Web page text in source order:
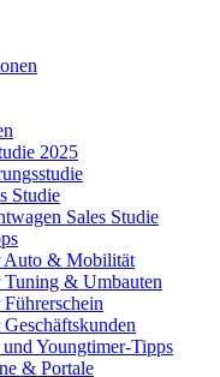
2025
Studie
Sales Studie
Auto & Mobilität
Tuning & Umbauten
Führerschein
Geschäftskunden
Youngtimer-Tipps
& Portale